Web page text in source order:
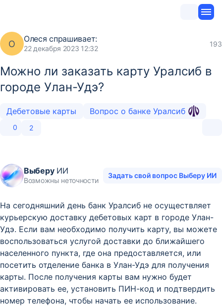
О Олеся спрашивает:
22 декабря 2023 12:32
193
Можно ли заказать карту Уралсиб в
городе Улан-Удэ?
Дебетовые карты Вопрос о банке Уралсиб
0 2
ВыберуИИ
Возможны неточности
Задать свой вопрос Выберу ИИ
На сегодняшний день банк Уралсиб не осуществляет
курьерскую доставку дебетовых карт в городе Улан-
Удэ. Если вам необходимо получить карту, вы можете
воспользоваться услугой доставки до ближайшего
населенного пункта, где она предоставляется, или
посетить отделение банка в Улан-Удэ для получения
карты. После получения карты вам нужно будет
активировать ее, установить ПИН-код и подтвердить
номер телефона, чтобы начать ее использование.